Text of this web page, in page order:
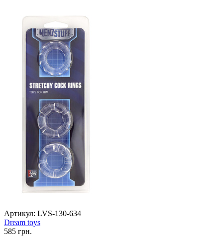
Артикул: LVS-130-634
Dream toys
585 грн.